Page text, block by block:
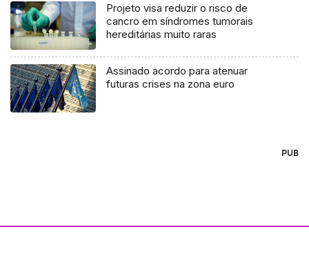
Projeto visa reduzir o risco de
cancro em síndromes tumorais
hereditárias muito raras
Assinado acordo para atenuar
futuras crises na zona euro
PUB